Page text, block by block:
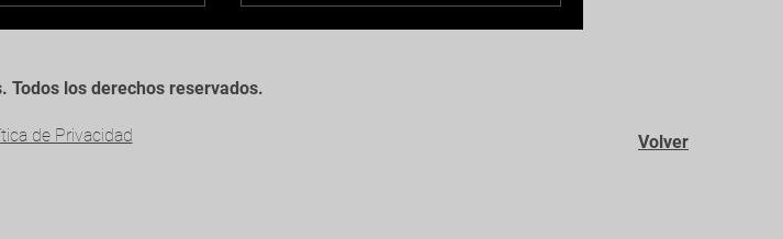
Todos los derechos reservados.
de Privacidad Volver